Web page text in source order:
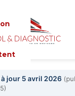
jour 5 avril 2026